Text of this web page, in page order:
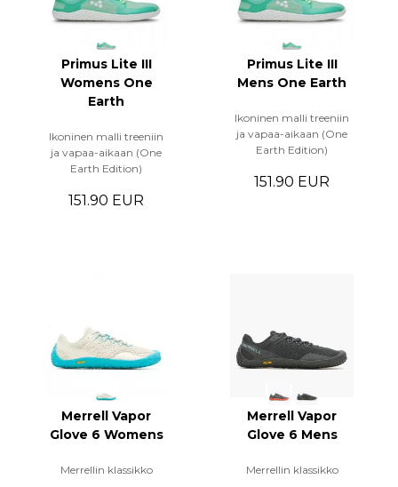
Primus Lite III
Womens One
Earth
Ikoninen malli treeniin
ja vapaa-aikaan (One
Earth Edition)
151.90 EUR
Primus Lite III
Mens One Earth
Ikoninen malli treeniin
ja vapaa-aikaan (One
Earth Edition)
151.90 EUR
Merrell Vapor
Glove 6 Womens
Merrellin klassikko
Merrell Vapor
Glove 6 Mens
Merrellin klassikko